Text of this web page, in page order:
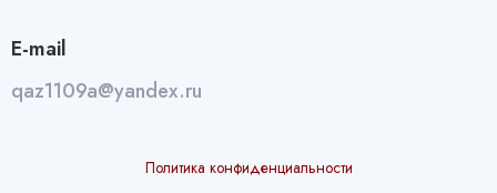
E-mail
qaz1109a@yandex.ru
Политика конфиденциальности